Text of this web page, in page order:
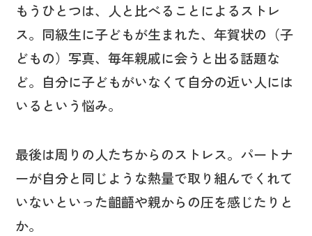
もうひとつは、人と比べることによるストレ
ス。同級生に子どもが生まれた、年賀状の（子
どもの）写真、毎年親戚に会うと出る話題な
ど。自分に子どもがいなくて自分の近い人には
いるという悩み。
最後は周りの人たちからのストレス。パートナ
ーが自分と同じような熱量で取り組んでくれて
いないといった齟齬や親からの圧を感じたりと
か。